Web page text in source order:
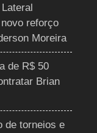
reforço
Moreira
de R$ 50
Brian
de torneios e